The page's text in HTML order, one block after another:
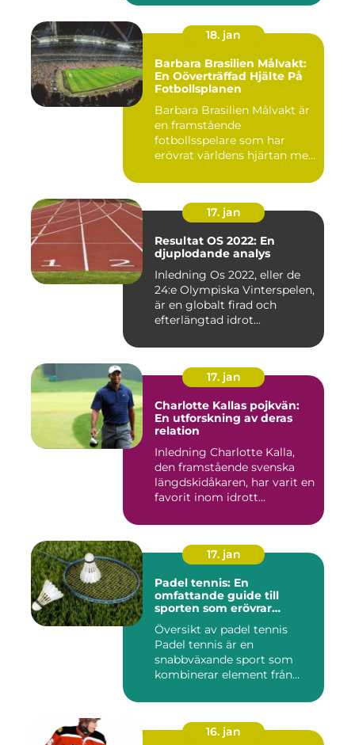
18. jan
Barbara Brasilien Målvakt:
En Oöverträffad Hjälte På
Fotbollsplanen
Barbara Brasilien Målvakt är
en framstående
fotbollsspelare som har
erövrat världens hjärtan med
17. jan
Resultat OS 2022: En
djuplodande analys
Inledning Os 2022, eller de
24:e Olympiska Vinterspelen,
är en globalt firad och
efterlängtad idrot...
17. jan
Charlotte Kallas pojkvän:
En utforskning av deras
relation
Inledning Charlotte Kalla,
den framstående svenska
längdskidåkaren, har varit en
favorit inom idrott...
17. jan
Padel tennis: En
omfattande guide till
sporten som erövrar
världen
Översikt av padel tennis
Padel tennis är en
snabbväxande sport som
kombinerar element från
16. jan